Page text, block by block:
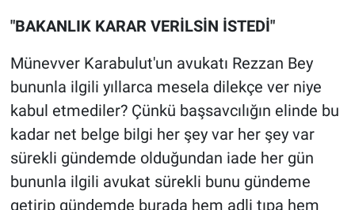
"BAKANLIK KARAR VERİLSİN İSTEDİ"
Münevver Karabulut'un avukatı Rezzan Bey
bununla ilgili yıllarca mesela dilekçe ver niye
kabul etmediler? Çünkü başsavcılığın elinde bu
kadar net belge bilgi her şey var her şey var
sürekli gündemde olduğundan iade her gün
bununla ilgili avukat sürekli bunu gündeme
getirip gündemde burada hem adli tıpa hem